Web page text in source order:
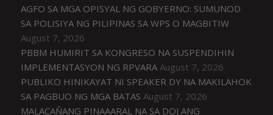
AGFO SA MGA OPISYAL NG GOBYERNO: SUMUNOD
SA POLISIYA NG PILIPINAS SA WPS O MAGBITIW
August 7, 2026
PBBM HUMIRIT SA KONGRESO NA SUSPENDIHIN
IMPLEMENTASYON NG RPVARA August 7, 2026
PUBLIKO HINIKAYAT NI SPEAKER DY NA MAKILAHOK
SA PAGBUO NG MGA BATAS August 7, 2026
MALACAÑANG PINAAARAL NA SA DOJ ANG